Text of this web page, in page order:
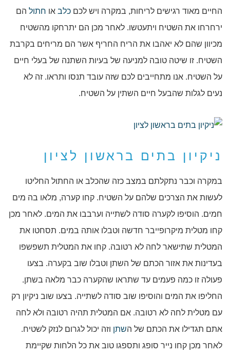
החיים מאוד רגישים לריחות, במקרה ויש לכם כלב או חתול הם
ירחרחו את השטיח ויתעטשו. לאחר מכן הם יתרחקו מהשטיח
מכיוון שהם לא יאהבו את הריח החריף אשר הם מריחים בקרבת
השטיח. זו שיטה טובה למניעה של בעיות השתנה של בעלי חיים
על השטיח. אנו מתחייבים לכם שזה עובד תנסו ותראו. זה לא
נעים לגלות שהבעל חיים השתין על השטיח.
ניקיון בתים בראשון לציון
במקרה וכבר נתקלתם במצב כזה שהכלב או החתול החליטו
לעשות את הצרכים שלהם על השטיח. קחו קערה, מלאו בה מים
חמים. הוסיפו לקערה סודה לשתייה וערבבו את המים. לאחר מכן
קחו מטלית מיקרופייבר חדשה וטבלו אותה במים. תסחטו את
המטלית שתישאר לחה לא רטובה. קחו את המטלית תשפשפו
בעדינות את אזור הכתם של השתן וטבלו שוב בקערה. בצעו
פעולה זו כמה פעמים עד שתראו שהקערה כבר מלאה בשתן.
החליפו את המים והוסיפו שוב סודה לשתייה. בצעו שוב ניקיון רק
עם מטלית לחה לא רטובה. אם המטלית תהיה רטובה ולא לחה
אתם תגדילו את הכתם של השתן וזה יכול לגרום לנזק לשטיח.
לאחר מכן קחו נייר סופג ותספגו טוב את כל הלחות שקיימת